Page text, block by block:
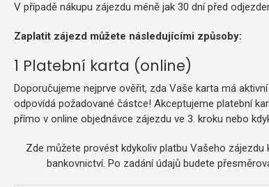
V případě nákupu zájezdu méně jak 30 dní před
Zaplatit zájezd můžete následujícími způsoby:
Platební karta (online)
Doporučujeme nejprve ověřit, zda Vaše karta má
odpovídá požadované částce! Akceptujeme platební
přímo v online objednávce zájezdu ve 3. kroku nebo
Zde můžete provést kdykoliv platbu Vašeho
bankovnictví. Po zadání údajů budete